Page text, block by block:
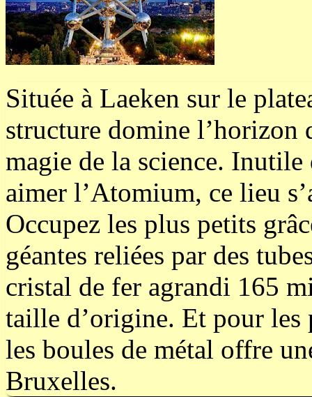
Située à Laeken sur le
structure domine l’horizon
magie de la science.
aimer l’Atomium, ce lieu
Occupez les plus petits
géantes reliées par des
cristal de fer agrandi 165
taille d’origine. Et pour les
les boules de métal offre
Bruxelles.